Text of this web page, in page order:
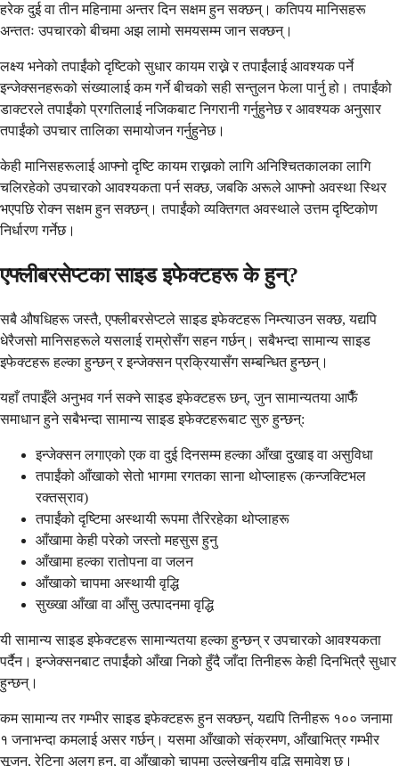
हरेक दुई वा तीन महिनामा अन्तर दिन सक्षम हुन सक्छन्। कतिपय मानिसहरू
अन्ततः उपचारको बीचमा अझ लामो समयसम्म जान सक्छन्।
लक्ष्य भनेको तपाईंको दृष्टिको सुधार कायम राख्ने र तपाईंलाई आवश्यक पर्ने
इन्जेक्सनहरूको संख्यालाई कम गर्ने बीचको सही सन्तुलन फेला पार्नु हो। तपाईंको
डाक्टरले तपाईंको प्रगतिलाई नजिकबाट निगरानी गर्नुहुनेछ र आवश्यक अनुसार
तपाईंको उपचार तालिका समायोजन गर्नुहुनेछ।
केही मानिसहरूलाई आफ्नो दृष्टि कायम राख्नको लागि अनिश्चितकालका लागि
चलिरहेको उपचारको आवश्यकता पर्न सक्छ, जबकि अरूले आफ्नो अवस्था स्थिर
भएपछि रोक्न सक्षम हुन सक्छन्। तपाईंको व्यक्तिगत अवस्थाले उत्तम दृष्टिकोण
निर्धारण गर्नेछ।
एफ्लीबरसेप्टका साइड इफेक्टहरू के हुन्?
सबै औषधिहरू जस्तै, एफ्लीबरसेप्टले साइड इफेक्टहरू निम्त्याउन सक्छ, यद्यपि
धेरैजसो मानिसहरूले यसलाई राम्रोसँग सहन गर्छन्। सबैभन्दा सामान्य साइड
इफेक्टहरू हल्का हुन्छन् र इन्जेक्सन प्रक्रियासँग सम्बन्धित हुन्छन्।
यहाँ तपाईँले अनुभव गर्न सक्ने साइड इफेक्टहरू छन्, जुन सामान्यतया आफैँ
समाधान हुने सबैभन्दा सामान्य साइड इफेक्टहरूबाट सुरु हुन्छन्:
इन्जेक्सन लगाएको एक वा दुई दिनसम्म हल्का आँखा दुखाइ वा असुविधा
तपाईंको आँखाको सेतो भागमा रगतका साना थोप्लाहरू (कन्जक्टिभल
रक्तस्राव)
तपाईंको दृष्टिमा अस्थायी रूपमा तैरिरहेका थोप्लाहरू
आँखामा केही परेको जस्तो महसुस हुनु
आँखामा हल्का रातोपना वा जलन
आँखाको चापमा अस्थायी वृद्धि
सुख्खा आँखा वा आँसु उत्पादनमा वृद्धि
यी सामान्य साइड इफेक्टहरू सामान्यतया हल्का हुन्छन् र उपचारको आवश्यकता
पर्दैन। इन्जेक्सनबाट तपाईंको आँखा निको हुँदै जाँदा तिनीहरू केही दिनभित्रै सुधार
हुन्छन्।
कम सामान्य तर गम्भीर साइड इफेक्टहरू हुन सक्छन्, यद्यपि तिनीहरू १०० जनामा
१ जनाभन्दा कमलाई असर गर्छन्। यसमा आँखाको संक्रमण, आँखाभित्र गम्भीर
सूजन, रेटिना अलग हुनु, वा आँखाको चापमा उल्लेखनीय वृद्धि समावेश छ।